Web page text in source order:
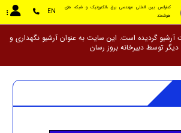
هوشمند
EN
آرشیو گردیده است. این سایت به عنوان آرشیو نگهداری و
دیگر توسط دبیرخانه